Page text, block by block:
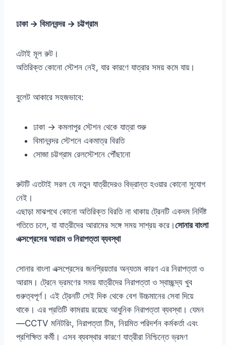
ঢাকা → বিমানবন্দর → চট্টগ্রাম
এটাই মূল রুট।
অতিরিক্ত কোনো স্টেশন নেই, যার কারণে যাত্রার সময় কমে যায়।
বুলেট আকারে সহজভাবে:
ঢাকা → কমলাপুর স্টেশন থেকে যাত্রা শুরু
বিমানবন্দর স্টেশনে একমাত্র বিরতি
সোজা চট্টগ্রাম রেলস্টেশনে পৌঁছানো
রুটটি এতটাই সরল যে নতুন যাত্রীদেরও বিভ্রান্ত হওয়ার কোনো সুযোগ
নেই।
এছাড়া মাঝপথে কোনো অতিরিক্ত বিরতি না থাকায় ট্রেনটি একদম নির্দিষ্ট
গতিতে চলে, যা যাত্রীদের আরামের সঙ্গে সময় সাশ্রয় করে।সোনার বাংলা
এক্সপ্রেসের আরাম ও নিরাপত্তা ব্যবস্থা
সোনার বাংলা এক্সপ্রেসের জনপ্রিয়তার অন্যতম কারণ এর নিরাপত্তা ও
আরাম। ট্রেনে ভ্রমণের সময় যাত্রীদের নিরাপত্তা ও স্বাচ্ছন্দ্য খুব
গুরুত্বপূর্ণ। এই ট্রেনটি সেই দিক থেকে বেশ উচ্চমানের সেবা দিয়ে
থাকে। এর প্রতিটি কামরায় রয়েছে আধুনিক নিরাপত্তা ব্যবস্থা। যেমন
—CCTV মনিটরিং, নিরাপত্তা টিম, নিয়মিত পরিদর্শন কর্মকর্তা এবং
প্রশিক্ষিত কর্মী। এসব ব্যবস্থার কারণে যাত্রীরা নিশ্চিন্তে ভ্রমণ